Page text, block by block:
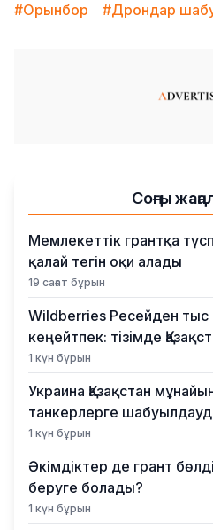
#Орынбор #Дрондар
Соңғы
Мемлекеттік грантқа
қалай тегін оқи алады
19 сағат бұрын
Wildberries Ресейден тыс
кеңейтпек: тізімде
1 күн бұрын
Украина Қазақстан
танкерлерге
1 күн бұрын
Әкімдіктер де грант
беруге болады?
1 күн бұрын